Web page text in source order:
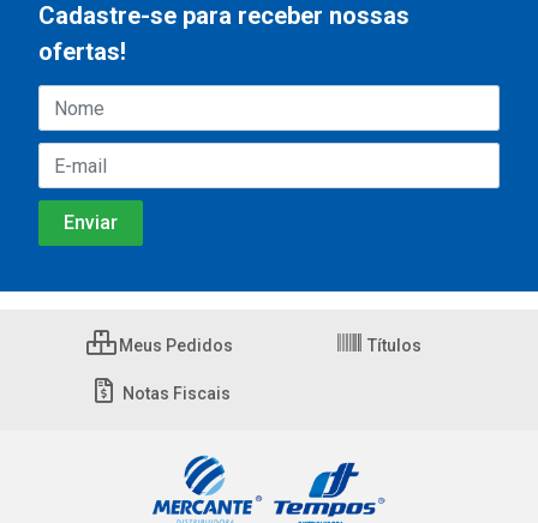
Cadastre-se para receber nossas
ofertas!
Meus Pedidos Títulos
Notas Fiscais